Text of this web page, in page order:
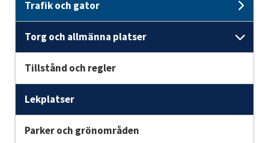
Trafik och gator
Torg och allmänna platser
Tillstånd och regler
Lekplatser
Parker och grönområden